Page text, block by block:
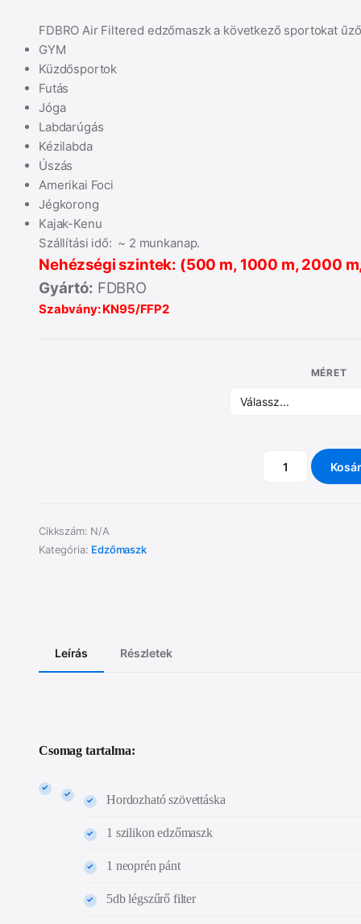
FDBRO Air Filtered edzőmaszk a következő sportokat
GYM
Küzdősportok
Futás
Jóga
Labdarúgás
Kézilabda
Úszás
Amerikai Foci
Jégkorong
Kajak-Kenu
Szállítási idő: ~ 2 munkanap.
Nehézségi szintek: (500 m, 1000 m, 2000
Gyártó: FDBRO
Szabvány: KN95/FFP2
MÉRET
FDBRO
Cikkszám: N/A
Kategória: Edzőmaszk
Leírás Részletek
Csomag tartalma:
Hordozható szövettáska
1 szilikon edzőmaszk
1 neoprén pánt
5db légszűrő filter